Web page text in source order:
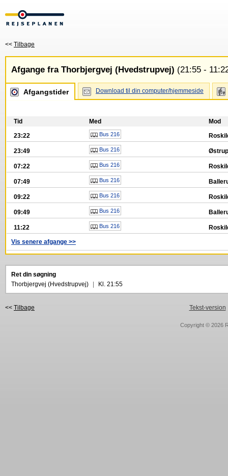
<< Tilbage
Afgange fra Thorbjergvej (Hvedstrupvej) (21:55 -
Afgangstider Download til din computer/hjemmeside
Tid Med
Mod
23:22
Bus 216
23:49 Bus 216
07:22 Bus 216
07:49 Bus 216
09:22 Bus 216
09:49 Bus 216
11:22 Bus 216
Vis senere afgange >>
Ret din søgning
Thorbjergvej (Hvedstrupvej)
Kl. 21:55
<< Tilbage Tekst-version
Copyright © 2026